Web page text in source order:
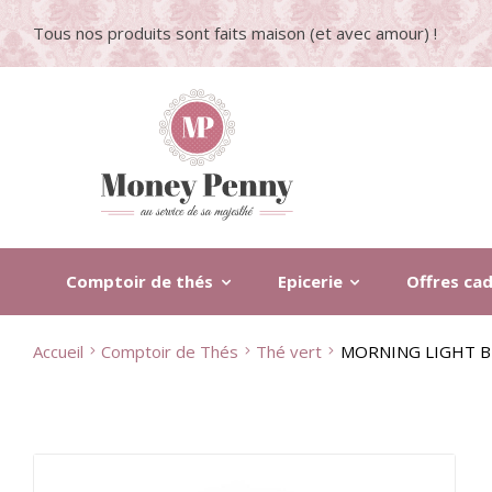
Tous nos produits sont faits maison (et avec amour) !
Comptoir de thés Epicerie Offres
Accueil Comptoir de Thés Thé vert MORNING LIGHT